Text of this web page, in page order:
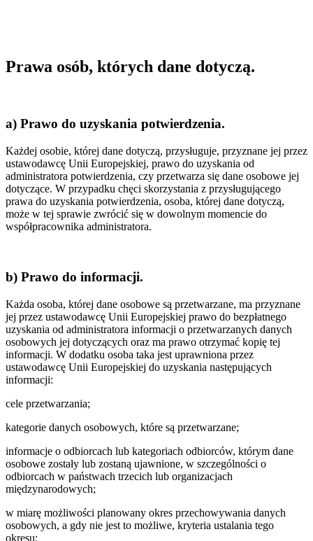
Prawa osób, których dane dotyczą.
a) Prawo do uzyskania potwierdzenia.
Każdej osobie, której dane dotyczą, przysługuje, przyznane jej przez
ustawodawcę Unii Europejskiej, prawo do uzyskania od
administratora potwierdzenia, czy przetwarza się dane osobowe jej
dotyczące. W przypadku chęci skorzystania z przysługującego
prawa do uzyskania potwierdzenia, osoba, której dane dotyczą,
może w tej sprawie zwrócić się w dowolnym momencie do
współpracownika administratora.
b) Prawo do informacji.
Każda osoba, której dane osobowe są przetwarzane, ma przyznane
jej przez ustawodawcę Unii Europejskiej prawo do bezpłatnego
uzyskania od administratora informacji o przetwarzanych danych
osobowych jej dotyczących oraz ma prawo otrzymać kopię tej
informacji. W dodatku osoba taka jest uprawniona przez
ustawodawcę Unii Europejskiej do uzyskania następujących
informacji:
cele przetwarzania;
kategorie danych osobowych, które są przetwarzane;
informacje o odbiorcach lub kategoriach odbiorców, którym dane
osobowe zostały lub zostaną ujawnione, w szczególności o
odbiorcach w państwach trzecich lub organizacjach
międzynarodowych;
w miarę możliwości planowany okres przechowywania danych
osobowych, a gdy nie jest to możliwe, kryteria ustalania tego
okresu;